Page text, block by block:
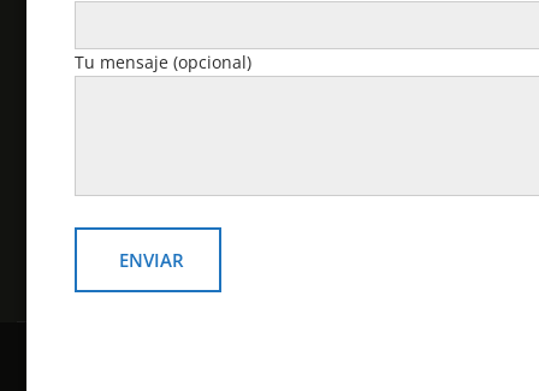
Contraseña perdida
Tu mensaje (opcional)